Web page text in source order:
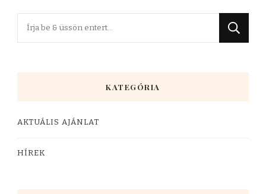
Keres
KATEGÓRIA
AKTUÁLIS AJÁNLAT
HÍREK